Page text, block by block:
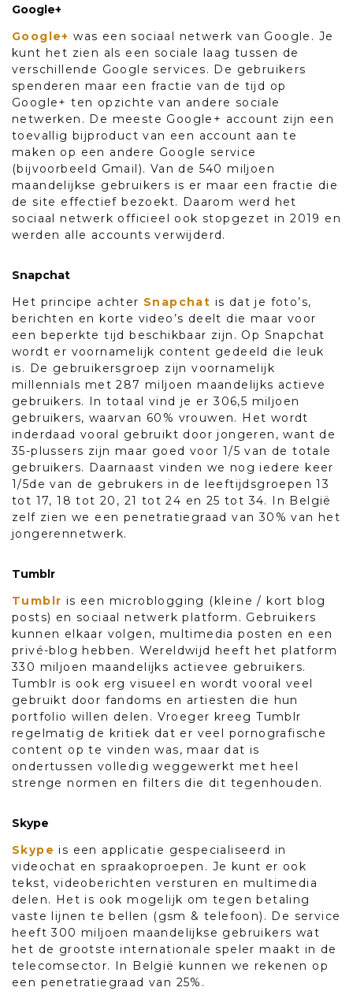
Google+
Google+ was een sociaal netwerk van Google. Je
kunt het zien als een sociale laag tussen de
verschillende Google services. De gebruikers
spenderen maar een fractie van de tijd op
Google+ ten opzichte van andere sociale
netwerken. De meeste Google+ account zijn een
toevallig bijproduct van een account aan te
maken op een andere Google service
(bijvoorbeeld Gmail). Van de 540 miljoen
maandelijkse gebruikers is er maar een fractie die
de site effectief bezoekt. Daarom werd het
sociaal netwerk officieel ook stopgezet in 2019 en
werden alle accounts verwijderd.
Snapchat
Het principe achter Snapchat is dat je foto’s,
berichten en korte video’s deelt die maar voor
een beperkte tijd beschikbaar zijn. Op Snapchat
wordt er voornamelijk content gedeeld die leuk
is. De gebruikersgroep zijn voornamelijk
millennials met 287 miljoen maandelijks actieve
gebruikers. In totaal vind je er 306,5 miljoen
gebruikers, waarvan 60% vrouwen. Het wordt
inderdaad vooral gebruikt door jongeren, want de
35-plussers zijn maar goed voor 1/5 van de totale
gebruikers. Daarnaast vinden we nog iedere keer
1/5de van de gebrukers in de leeftijdsgroepen 13
tot 17, 18 tot 20, 21 tot 24 en 25 tot 34. In België
zelf zien we een penetratiegraad van 30% van het
jongerennetwerk.
Tumblr
Tumblr is een microblogging (kleine / kort blog
posts) en sociaal netwerk platform. Gebruikers
kunnen elkaar volgen, multimedia posten en een
privé-blog hebben. Wereldwijd heeft het platform
330 miljoen maandelijks actievee gebruikers.
Tumblr is ook erg visueel en wordt vooral veel
gebruikt door fandoms en artiesten die hun
portfolio willen delen. Vroeger kreeg Tumblr
regelmatig de kritiek dat er veel pornografische
content op te vinden was, maar dat is
ondertussen volledig weggewerkt met heel
strenge normen en filters die dit tegenhouden.
Skype
Skype is een applicatie gespecialiseerd in
videochat en spraakoproepen. Je kunt er ook
tekst, videoberichten versturen en multimedia
delen. Het is ook mogelijk om tegen betaling
vaste lijnen te bellen (gsm & telefoon). De service
heeft 300 miljoen maandelijkse gebruikers wat
het de grootste internationale speler maakt in de
telecomsector. In België kunnen we rekenen op
een penetratiegraad van 25%.